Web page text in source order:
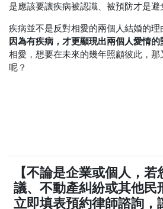
是應該要讓疾病被認識、被預防才是避
疾病並不是反對相愛的兩個人結婚的理
因為有疾病，才更顯現出兩個人愛情的
相愛，想要在未來的幾年照顧彼此，
呢？
【不論是企業或個人，
議、不動產糾紛或其他民
立即填表預約律師諮詢，